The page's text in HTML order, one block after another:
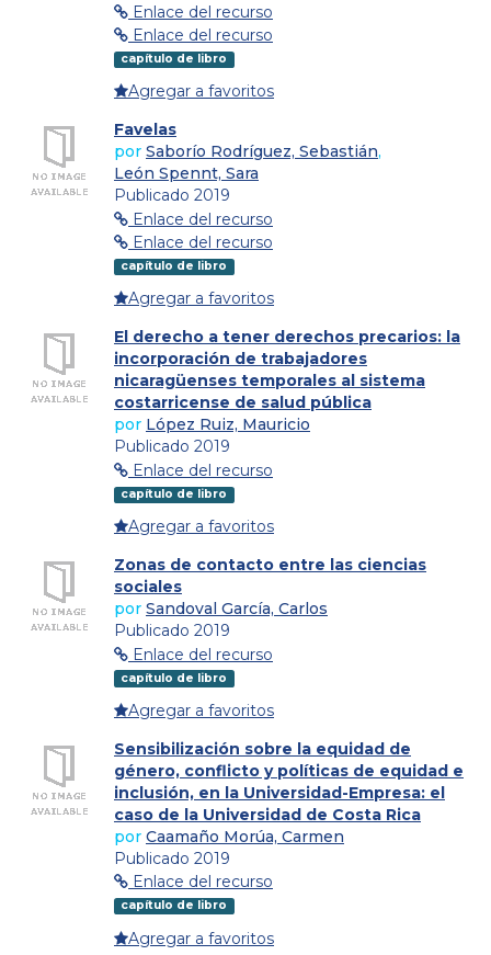
Enlace del recurso
Enlace del recurso
capítulo de libro
Agregar a favoritos
Favelas
por Saborío Rodríguez, Sebastián,
León Spennt, Sara
Publicado 2019
Enlace del recurso
Enlace del recurso
capítulo de libro
Agregar a favoritos
El derecho a tener derechos precarios: la
incorporación de trabajadores
nicaragüenses temporales al sistema
costarricense de salud pública
por López Ruiz, Mauricio
Publicado 2019
Enlace del recurso
capítulo de libro
Agregar a favoritos
Zonas de contacto entre las ciencias
sociales
por Sandoval García, Carlos
Publicado 2019
Enlace del recurso
capítulo de libro
Agregar a favoritos
Sensibilización sobre la equidad de
género, conflicto y políticas de equidad e
inclusión, en la Universidad-Empresa: el
caso de la Universidad de Costa Rica
por Caamaño Morúa, Carmen
Publicado 2019
Enlace del recurso
capítulo de libro
Agregar a favoritos